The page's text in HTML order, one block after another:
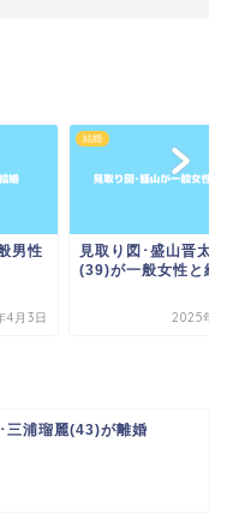
男性
4月3日
結婚
見取り図･盛山晋太郎
(39)が一般女性と結
2025年1
三浦瑠麗(43)が離婚